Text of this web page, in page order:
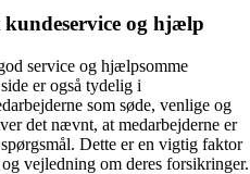
og hjælp
service og hjælpsomme
er også tydelig i
som søde, venlige og
det nævnt, at medarbejderne er
Dette er en vigtig faktor
vejledning om deres forsikringer.